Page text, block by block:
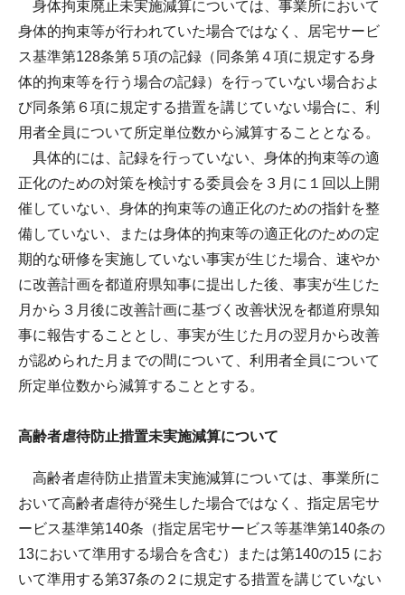
身体拘束廃止未実施減算については、事業所において
身体的拘束等が行われていた場合ではなく、居宅サービ
ス基準第128条第５項の記録（同条第４項に規定する身
体的拘束等を行う場合の記録）を行っていない場合およ
び同条第６項に規定する措置を講じていない場合に、利
用者全員について所定単位数から減算することとなる。
具体的には、記録を行っていない、身体的拘束等の適
正化のための対策を検討する委員会を３月に１回以上開
催していない、身体的拘束等の適正化のための指針を整
備していない、または身体的拘束等の適正化のための定
期的な研修を実施していない事実が生じた場合、速やか
に改善計画を都道府県知事に提出した後、事実が生じた
月から３月後に改善計画に基づく改善状況を都道府県知
事に報告することとし、事実が生じた月の翌月から改善
が認められた月までの間について、利用者全員について
所定単位数から減算することとする。
高齢者虐待防止措置未実施減算について
高齢者虐待防止措置未実施減算については、事業所に
おいて高齢者虐待が発生した場合ではなく、指定居宅サ
ービス基準第140条（指定居宅サービス等基準第140条の
13において準用する場合を含む）または第140の15 にお
いて準用する第37条の２に規定する措置を講じていない